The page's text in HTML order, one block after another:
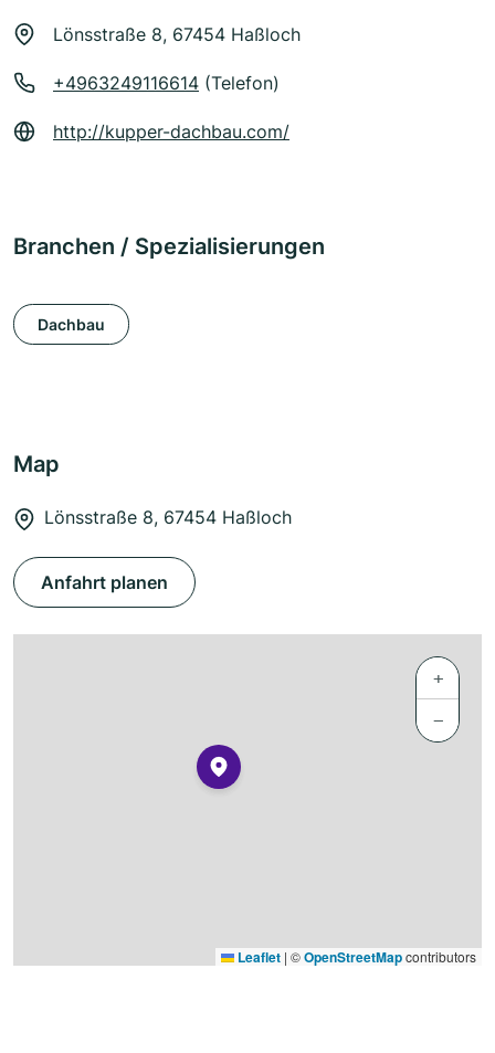
Lönsstraße 8, 67454 Haßloch
+4963249116614 (Telefon)
http://kupper-dachbau.com/
Branchen / Spezialisierungen
Dachbau
Map
Lönsstraße 8, 67454 Haßloch
Anfahrt planen
+
−
Leaflet | ©OpenStreetMapcontributors